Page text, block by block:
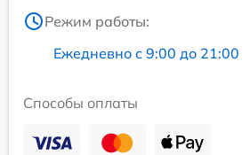
Режим работы:
Ежедневно с 9:00 до 21:00
Способы оплаты